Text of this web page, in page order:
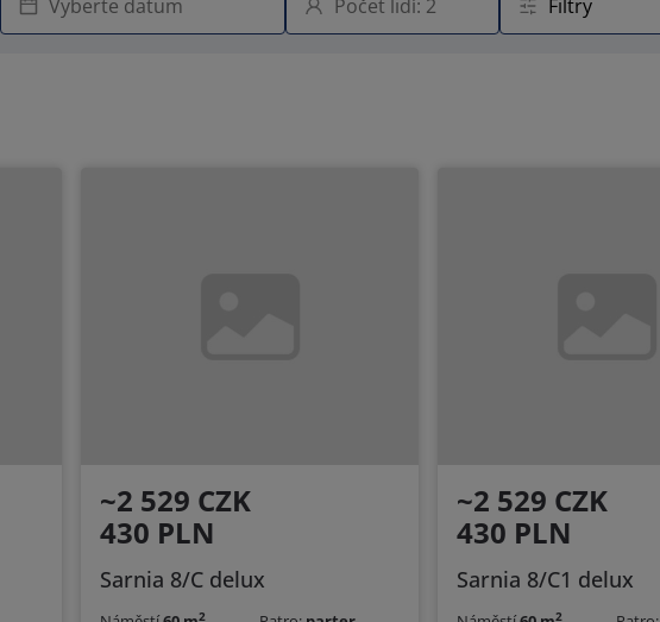
~2 529 CZK
430 PLN
Sarnia 8/C delux
2
~2 529 CZK
430 PLN
Sarnia 8/C1 delux
2